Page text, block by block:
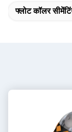
फ्लोट कॉलर